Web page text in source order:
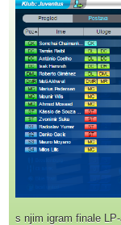
s njim igram finale